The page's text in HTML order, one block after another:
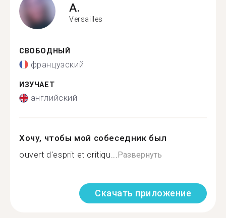
A.
Versailles
СВОБОДНЫЙ
французский
ИЗУЧАЕТ
английский
Хочу, чтобы мой собеседник был
ouvert d'esprit et critiqu...Развернуть
Скачать приложение